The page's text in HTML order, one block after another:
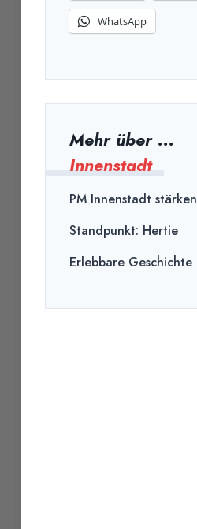
WhatsApp
Mehr über ...
Innenstadt
PM Innenstadt stärken
Standpunkt: Hertie
Erlebbare Geschichte